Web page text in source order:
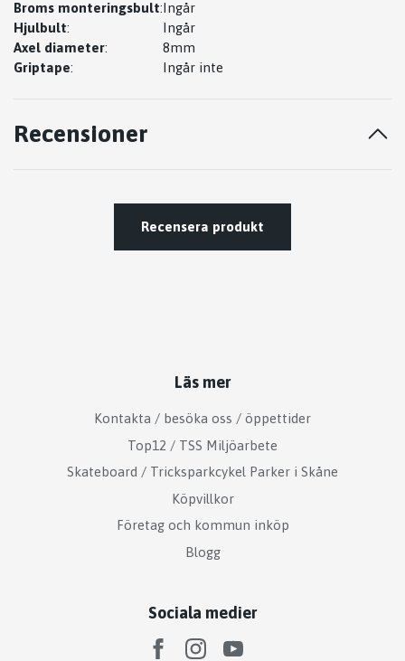
Broms monteringsbult:Ingår
Hjulbult:
Ingår
Axel diameter:
8mm
Griptape: Ingår inte
Recensioner
Recensera produkt
Läs mer
Kontakta / besöka oss / öppettider
Top12 / TSS Miljöarbete
Skateboard / Tricksparkcykel Parker i Skåne
Köpvillkor
Företag och kommun inköp
Blogg
Sociala medier